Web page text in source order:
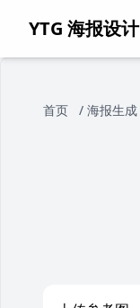
YTG 海报设计
首页 / 海报生成